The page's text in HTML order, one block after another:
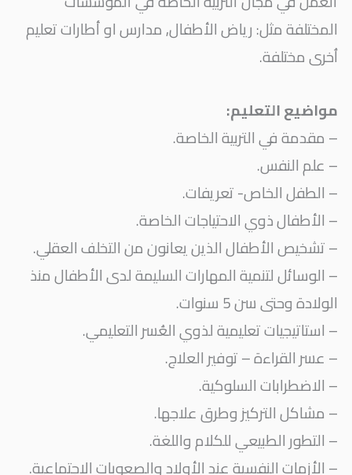
المختلفة مثل: رياض الأطفال, مدارس او أطارات تعليم
اُخرى مختلفة.
مواضيع التعليم:
– مقدمة في التربية الخاصة.
– علم النفس.
– الطفل الخاص- تعريفات.
– الأطفال ذوي الاحتياجات الخاصة.
– تشخيص الأطفال الذين يعانون من التخلف العقلي.
– الوسائل لتنمية المهارات السليمة لدى الأطفال منذ
الولادة وحتى سن 5 سنوات.
– استاتيجيات تعليمية لذوي العُسر التعليمي.
– عسر القراءة – توفير العلاج.
– الاضطرابات السلوكية.
– مشاكل التركيز وطرق علاجها.
– التطور الطبيعي للكلام واللغة.
– الأزمات النفسية عند الأولاد والصعوبات الاجتماعية.